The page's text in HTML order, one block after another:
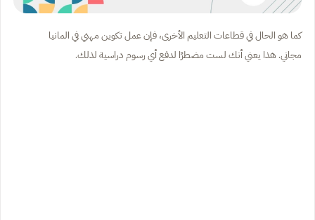
كما هو الحال في قطاعات التعليم الأخرى، فإن عمل تكوين مهني في المانيا
مجاني. هذا يعني أنك لست مضطرًا لدفع أي رسوم دراسية لذلك.